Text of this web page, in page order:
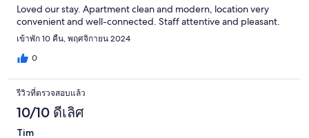
Loved our stay. Apartment clean and modern, location very
convenient and well-connected. Staff attentive and pleasant.
เข้าพัก 10 คืน, พฤศจิกายน 2024
0
รีวิวที่ตรวจสอบแล้ว
10/10 ดีเลิศ
Tim